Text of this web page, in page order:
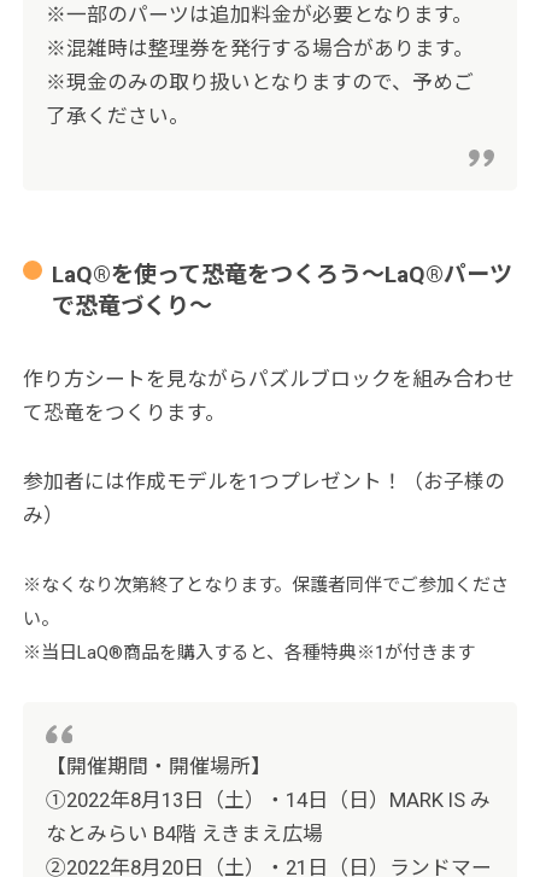
※一部のパーツは追加料金が必要となります。
※混雑時は整理券を発行する場合があります。
※現金のみの取り扱いとなりますので、予めご
了承ください。
LaQ®を使って恐竜をつくろう～LaQ®パーツ
で恐竜づくり～
作り方シートを見ながらパズルブロックを組み合わせ
て恐竜をつくります。
参加者には作成モデルを1つプレゼント！（お子様の
み）
※なくなり次第終了となります。保護者同伴でご参加くださ
い。
※当日LaQ®商品を購入すると、各種特典※1が付きます
【開催期間・開催場所】
①2022年8月13日（土）・14日（日）MARK IS み
なとみらい B4階 えきまえ広場
②2022年8月20日（土）・21日（日）ランドマー